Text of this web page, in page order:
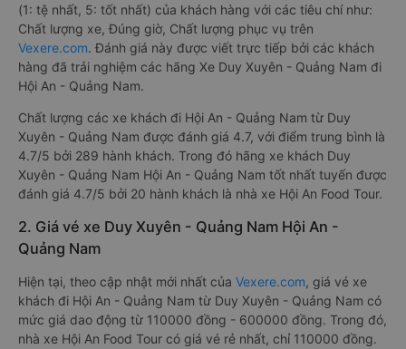
(1: tệ nhất, 5: tốt nhất) của khách hàng với các tiêu chí như:
Chất lượng xe, Đúng giờ, Chất lượng phục vụ trên
Vexere.com. Đánh giá này được viết trực tiếp bởi các khách
hàng đã trải nghiệm các hãng Xe Duy Xuyên - Quảng Nam đi
Hội An - Quảng Nam.
Chất lượng các xe khách đi Hội An - Quảng Nam từ Duy
Xuyên - Quảng Nam được đánh giá 4.7, với điểm trung bình là
4.7/5 bởi 289 hành khách. Trong đó hãng xe khách Duy
Xuyên - Quảng Nam Hội An - Quảng Nam tốt nhất tuyến được
đánh giá 4.7/5 bởi 20 hành khách là nhà xe Hội An Food Tour.
2. Giá vé xe Duy Xuyên - Quảng Nam Hội An -
Quảng Nam
Hiện tại, theo cập nhật mới nhất của Vexere.com, giá vé xe
khách đi Hội An - Quảng Nam từ Duy Xuyên - Quảng Nam có
mức giá dao động từ 110000 đồng - 600000 đồng. Trong đó,
nhà xe Hội An Food Tour có giá vé rẻ nhất, chỉ 110000 đồng.